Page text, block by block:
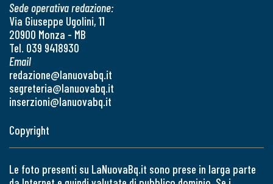
Sede operativa redazione:
Via Giuseppe Ugolini, 11
20900 Monza - MB
Tel. 039 9418930
Email
redazione@lanuovabq.it
segreteria@lanuovabq.it
inserzioni@lanuovabq.it
Copyright
Le foto presenti su LaNuovaBq.it sono prese in larga parte